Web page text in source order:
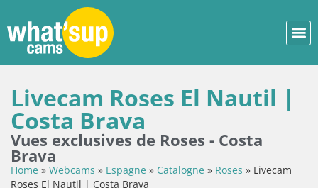
Livecam Roses El Nautil |
Costa Brava
Vues exclusives de Roses - Costa
Brava
Home » Webcams » Espagne » Catalogne » Roses » Livecam
Roses El Nautil | Costa Brava